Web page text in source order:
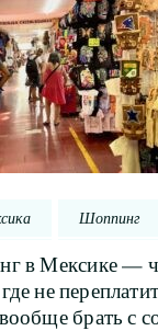
Шоппинг
в Мексике —
не
брать с